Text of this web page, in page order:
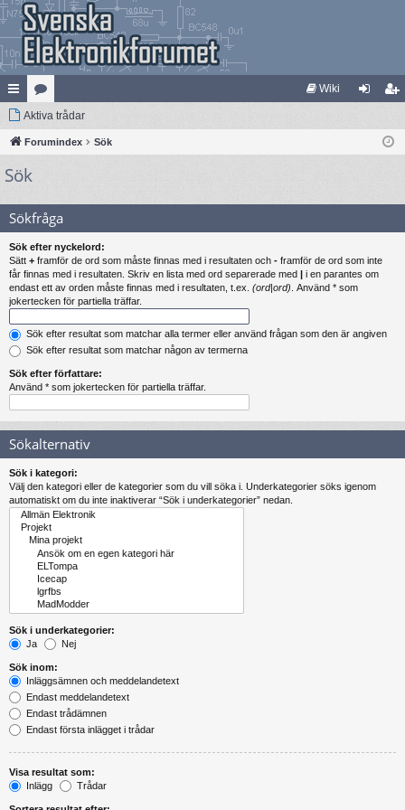
na
bb
lä
ar
at
eg
Wiki
m
Aktiva trådar
Forumindex Sök
Sök
Sökfråga
Sök efter nyckelord:
Sätt + framför de ord som måste finnas med i resultaten och - framför de ord som inte
får finnas med i resultaten. Skriv en lista med ord separerade med | i en parantes om
endast ett av orden måste finnas med i resultaten, t.ex. (ord|ord) . Använd * som
jokertecken för partiella träffar.
Sök efter resultat som matchar alla termer eller använd frågan som den är angiven
Sök efter resultat som matchar någon av termerna
Sök efter författare:
Använd * som jokertecken för partiella träffar.
Sökalternativ
Sök i kategori:
Välj den kategori eller de kategorier som du vill söka i. Underkategorier söks igenom
automatiskt om du inte inaktiverar “Sök i underkategorier” nedan.
Sök i underkategorier:
Ja
Nej
Sök inom:
Inläggsämnen och meddelandetext
Endast meddelandetext
Endast trådämnen
Endast första inlägget i trådar
Visa resultat som:
Inlägg
Trådar